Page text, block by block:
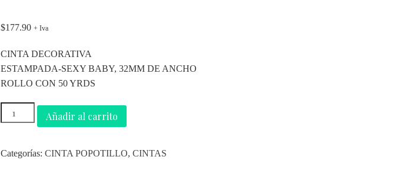
$177.90 + Iva
CINTA DECORATIVA
ESTAMPADA-SEXY BABY, 32MM DE ANCHO
ROLLO CON 50 YRDS
Añadir al carrito
Categorías:CINTA POPOTILLO,CINTAS